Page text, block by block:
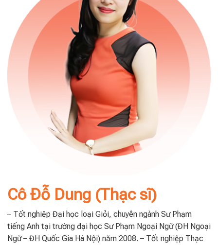
Cô Đỗ Dung (Thạc sĩ)
– Tốt nghiệp Đại học loại Giỏi, chuyên ngành Sư Phạm
tiếng Anh tại trường đại học Sư Phạm Ngoại Ngữ (ĐH Ngoại
Ngữ – ĐH Quốc Gia Hà Nội) năm 2008. – Tốt nghiệp Thạc